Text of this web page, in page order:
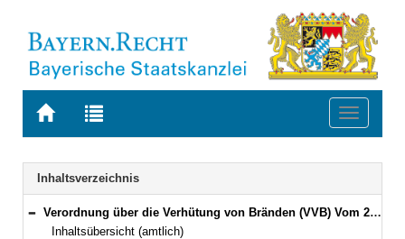
Zur
BAYERN.RECHT
Zur
letzten
Suche
Toggle
Navigation
Inhaltsverzeichnis
Bereich reduzieren
Verordnung über die Verhütung von Bränden (VVB) Vom 29. April 1981 (BayRS III S. 615) BayRS 215-2-1-I (§§ 1–28)
Inhaltsübersicht (amtlich)